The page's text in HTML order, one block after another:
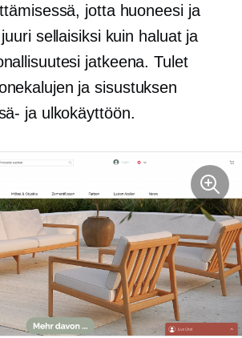
jotta huoneesi ja
sellaisiksi kuin haluat ja
jatkeena. Tulet
ja sisustuksen
ja ulkokäyttöön.